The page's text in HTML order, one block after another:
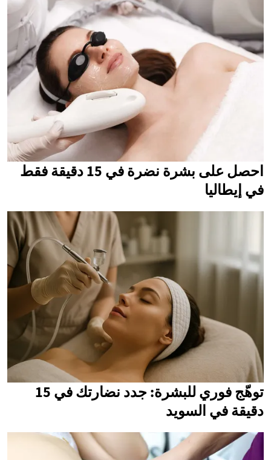
احصل على بشرة نضرة في 15 دقيقة فقط
في إيطاليا
توهّج فوري للبشرة: جدد نضارتك في 15
دقيقة في السويد